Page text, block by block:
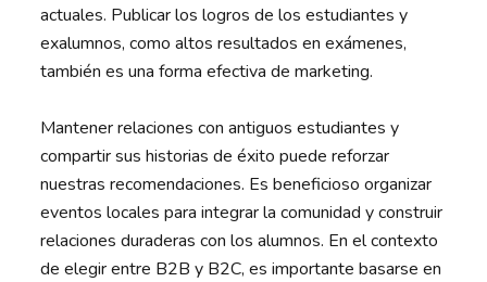
actuales. Publicar los logros de los estudiantes y
exalumnos, como altos resultados en exámenes,
también es una forma efectiva de marketing.
Mantener relaciones con antiguos estudiantes y
compartir sus historias de éxito puede reforzar
nuestras recomendaciones. Es beneficioso organizar
eventos locales para integrar la comunidad y construir
relaciones duraderas con los alumnos. En el contexto
de elegir entre B2B y B2C, es importante basarse en